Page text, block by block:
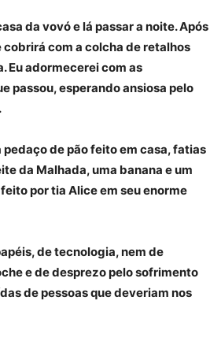
da vovó e lá passar a noite. Após
com a colcha de retalhos
Eu adormecerei com as
passou, esperando ansiosa pelo
pedaço de pão feito em casa, fatias
da Malhada, uma banana e um
por tia Alice em seu enorme
de tecnologia, nem de
e de desprezo pelo sofrimento
de pessoas que deveriam nos